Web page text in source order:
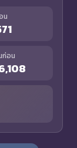
น
ก่อน